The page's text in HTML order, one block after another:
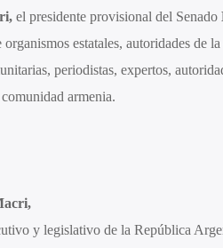
el presidente provisional del Senado
estatales, autoridades de
periodistas, expertos,
armenia.
y legislativo de la República